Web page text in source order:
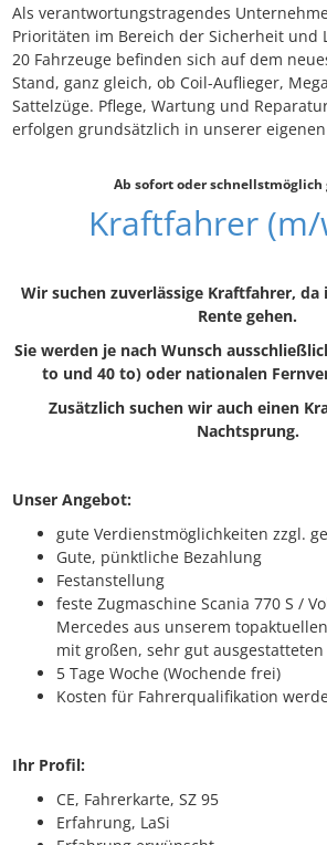
Als verantwortungstragendes
Prioritäten im Bereich der Sicherheit und
20 Fahrzeuge befinden sich auf dem
Stand, ganz gleich, ob Coil-Auflieger,
Sattelzüge. Pflege, Wartung und
erfolgen grundsätzlich in unserer
Ab sofort oder schnellstmöglich
Kraftfahrer
Wir suchen zuverlässige Kraftfahrer, da
Rente gehen.
Sie werden je nach Wunsch
to und 40 to) oder nationalen
Zusätzlich suchen wir auch einen
Nachtsprung.
Unser Angebot:
gute Verdienstmöglichkeiten zzgl.
Gute, pünktliche Bezahlung
Festanstellung
feste Zugmaschine Scania 770 S /
Mercedes aus unserem
mit großen, sehr gut ausgestatteten
5 Tage Woche (Wochende frei)
Kosten für Fahrerqualifikation
Ihr Profil:
CE, Fahrerkarte, SZ 95
Erfahrung, LaSi